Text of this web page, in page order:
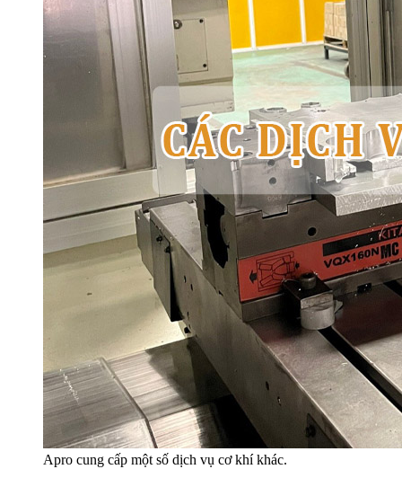
Apro cung cấp một số dịch vụ cơ khí khác.